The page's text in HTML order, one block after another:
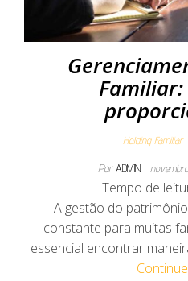
Familiar:
Holding Familiar
Por ADMIN
Tempo de
A gestão do
constante para muitas
essencial encontrar